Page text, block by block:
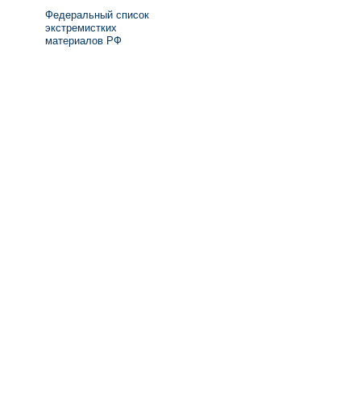
Федеральный список
экстремистких
материалов РФ